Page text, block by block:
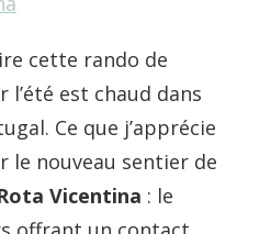
cette rando de
est chaud dans
Ce que j’apprécie
le nouveau sentier de
Vicentina : le